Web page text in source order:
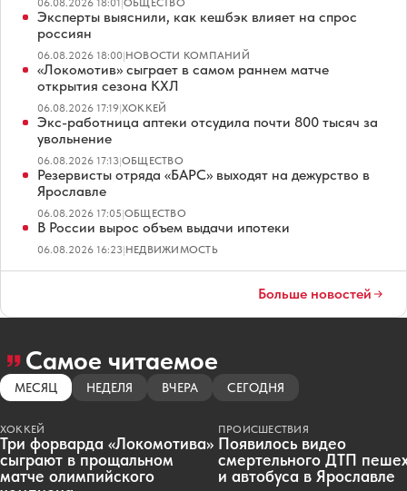
Эксперты выяснили, как кешбэк влияет на спрос
россиян
06.08.2026 18:00|НОВОСТИ КОМПАНИЙ
«Локомотив» сыграет в самом раннем матче
открытия сезона КХЛ
06.08.2026 17:19|ХОККЕЙ
Экс-работница аптеки отсудила почти 800 тысяч за
увольнение
06.08.2026 17:13|ОБЩЕСТВО
Резервисты отряда «БАРС» выходят на дежурство в
Ярославле
06.08.2026 17:05|ОБЩЕСТВО
В России вырос объем выдачи ипотеки
06.08.2026 16:23|НЕДВИЖИМОСТЬ
Больше новостей
Самое читаемое
МЕСЯЦ НЕДЕЛЯ ВЧЕРА СЕГОДНЯ
ХОККЕЙ
Три форварда «Локомотива»
сыграют в прощальном
матче олимпийского
ПРОИСШЕСТВИЯ
Появилось видео
смертельного ДТП
и автобуса в Ярославле